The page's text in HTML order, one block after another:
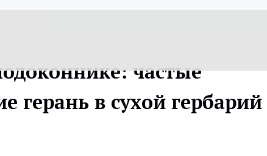
частые
в сухой гербарий